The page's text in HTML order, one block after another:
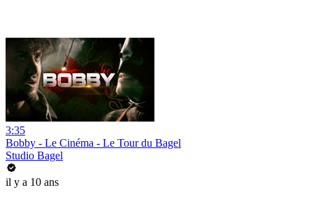
3:35
Bobby - Le Cinéma - Le Tour du Bagel
Studio Bagel
il y a 10 ans